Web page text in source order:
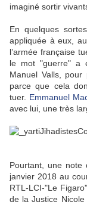
imaginé sortir
En quelques
appliquée à eux,
l’armée française
le mot "guerre" a
Manuel Valls,
parce que cela
tuer. Emmanuel
avec lui, une très
Pourtant, une note
janvier 2018 au
RTL-LCI-"Le
de la Justice